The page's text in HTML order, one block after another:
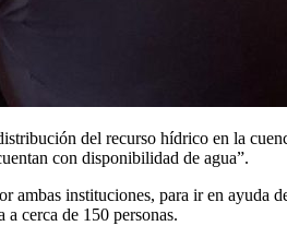
del recurso hídrico en la
con disponibilidad de agua”.
ambas instituciones, para ir en
cerca de 150 personas.